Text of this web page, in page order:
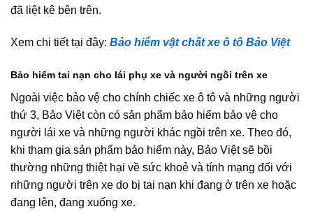
đã liệt kê bên trên.
Xem chi tiết tại đây: Bảo hiểm vật chất xe ô tô Bảo Việt
Bảo hiểm tai nạn cho lái phụ xe và người ngồi trên xe
Ngoài việc bảo vệ cho chính chiếc xe ô tô và những người
thứ 3, Bảo Việt còn có sản phẩm bảo hiểm bảo vệ cho
người lái xe và những người khác ngồi trên xe. Theo đó,
khi tham gia sản phẩm bảo hiểm này, Bảo Việt sẽ bồi
thường những thiệt hại về sức khoẻ và tính mạng đối với
những người trên xe do bị tai nạn khi đang ở trên xe hoặc
đang lên, đang xuống xe.